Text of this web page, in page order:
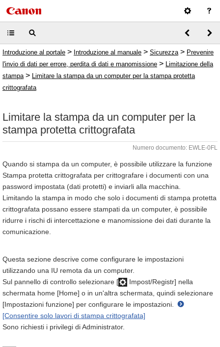
Introduzione al portale > Introduzione al manuale > Sicurezza > Prevenire
l'invio di dati per errore, perdita di dati e manomissione > Limitazione della
stampa > Limitare la stampa da un computer per la stampa protetta
crittografata
Limitare la stampa da un computer per la
stampa protetta crittografata
Numero documento: EWLE-0FL
Quando si stampa da un computer, è possibile utilizzare la funzione
Stampa protetta crittografata per crittografare i documenti con una
password impostata (dati protetti) e inviarli alla macchina.
Limitando la stampa in modo che solo i documenti di stampa protetta
crittografata possano essere stampati da un computer, è possibile
ridurre i rischi di intercettazione e manomissione dei dati durante la
comunicazione.
Questa sezione descrive come configurare le impostazioni
utilizzando una IU remota da un computer.
Sul pannello di controllo selezionare [
Impost/Registr] nella
schermata home [Home] o in un'altra schermata, quindi selezionare
[Impostazioni funzione] per configurare le impostazioni.
[Consentire solo lavori di stampa crittografata]
Sono richiesti i privilegi di Administrator.